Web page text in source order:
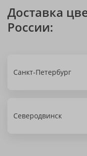
Доставка
России:
Санкт-Петербург
Северодвинск